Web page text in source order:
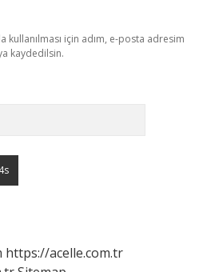
kullanılması için adım, e-posta adresim
kaydedilsin.
https://acelle.com.tr